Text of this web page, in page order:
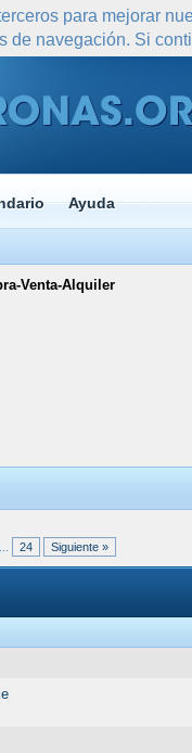
Ayuda
Venta-Alquiler
24 Siguiente »
para mejorar
de navegación. Si